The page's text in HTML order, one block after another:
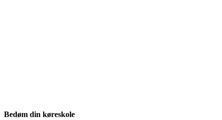
Bedøm din køreskole